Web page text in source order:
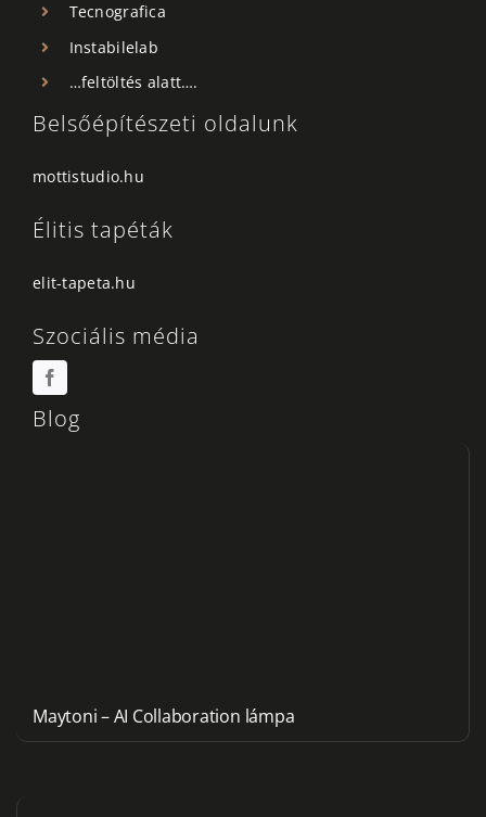
Tecnografica
Instabilelab
…feltöltés alatt….
Belsőépítészeti oldalunk
mottistudio.hu
Élitis tapéták
elit-tapeta.hu
Szociális média
Blog
Maytoni – AI Collaboration lámpa